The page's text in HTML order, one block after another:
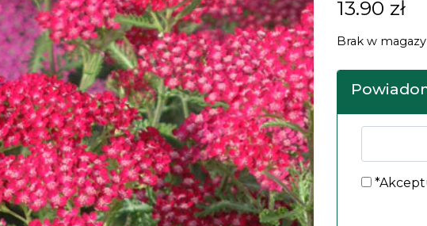
13.90 zł
Brak w